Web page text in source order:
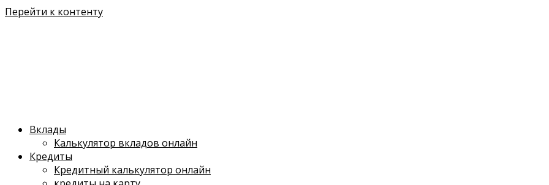
Перейти к контенту
Вклады
Калькулятор вкладов онлайн
Кредиты
Кредитный калькулятор онлайн